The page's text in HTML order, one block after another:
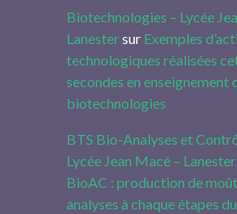
Biotechnologies – Lycée
Lanestersur Exemples
technologiques réalisées
secondes en enseignement
biotechnologies
BTS Bio-Analyses et
Lycée Jean Macé – Lanester
BioAC : production de
analyses à chaque étapes